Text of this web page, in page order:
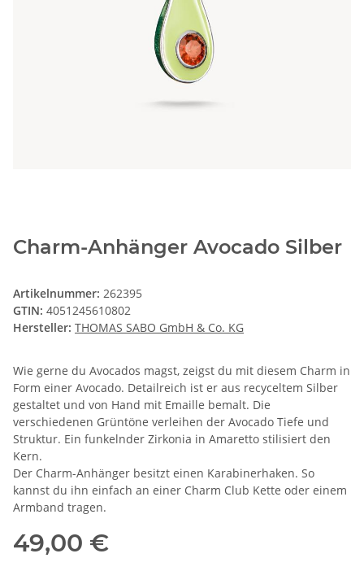
Charm-Anhänger Avocado Silber
Artikelnummer: 262395
GTIN: 4051245610802
Hersteller: THOMAS SABO GmbH & Co. KG
Wie gerne du Avocados magst, zeigst du mit diesem Charm in
Form einer Avocado. Detailreich ist er aus recyceltem Silber
gestaltet und von Hand mit Emaille bemalt. Die
verschiedenen Grüntöne verleihen der Avocado Tiefe und
Struktur. Ein funkelnder Zirkonia in Amaretto stilisiert den
Kern.
Der Charm-Anhänger besitzt einen Karabinerhaken. So
kannst du ihn einfach an einer Charm Club Kette oder einem
Armband tragen.
49,00 €